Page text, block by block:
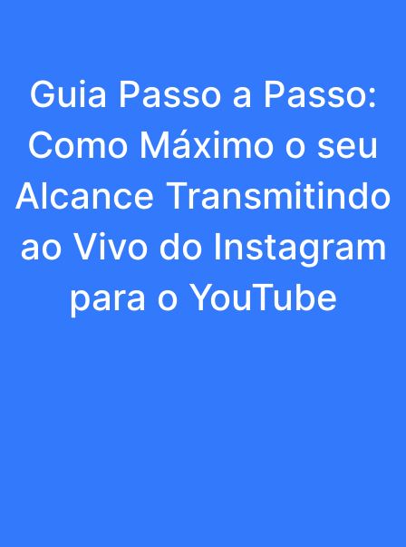
Guia Passo a Passo:
Como Máximo o seu
Alcance Transmitindo
ao Vivo do Instagram
para o YouTube